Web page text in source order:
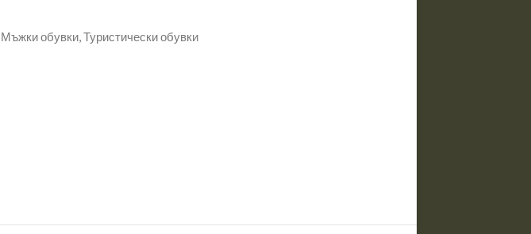
Мъжки обувки,Туристически обувки